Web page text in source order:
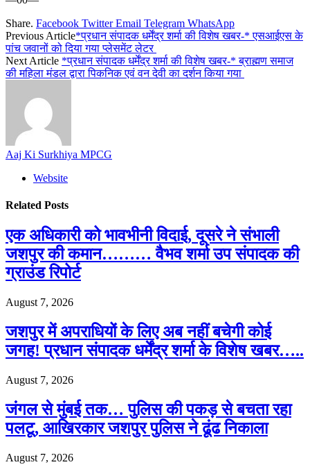
Share. Facebook Twitter Email Telegram WhatsApp
Previous Article*प्रधान संपादक धर्मेंद्र शर्मा की विशेष खबर-* एसआईएस के
पांच जवानों को दिया गया प्लेसमेंट लेटर
Next Article *प्रधान संपादक धर्मेंद्र शर्मा की विशेष खबर-* ब्राह्मण समाज
की महिला मंडल द्वारा पिकनिक एवं वन देवी का दर्शन किया गया
Aaj Ki Surkhiya MPCG
Website
Related Posts
एक अधिकारी को भावभीनी विदाई, दूसरे ने संभाली
जशपुर की कमान……… वैभव शर्मा उप संपादक की
ग्राउंड रिपोर्ट
August 7, 2026
जशपुर में अपराधियों के लिए अब नहीं बचेगी कोई
जगह! प्रधान संपादक धर्मेंद्र शर्मा के विशेष खबर…..
August 7, 2026
जंगल से मुंबई तक… पुलिस की पकड़ से बचता रहा
पलटू, आखिरकार जशपुर पुलिस ने ढूंढ निकाला
August 7, 2026